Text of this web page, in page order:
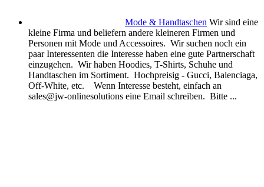
Mode & Handtaschen Wir sind eine
kleine Firma und beliefern andere kleineren Firmen und
Personen mit Mode und Accessoires. Wir suchen noch ein
paar Interessenten die Interesse haben eine gute Partnerschaft
einzugehen. Wir haben Hoodies, T-Shirts, Schuhe und
Handtaschen im Sortiment. Hochpreisig - Gucci, Balenciaga,
Off-White, etc. Wenn Interesse besteht, einfach an
sales@jw-onlinesolutions eine Email schreiben. Bitte ...